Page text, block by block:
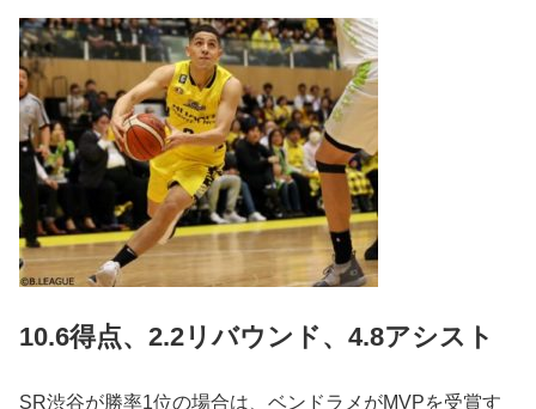
10.6得点、2.2リバウンド、4.8アシスト
SR渋谷が勝率1位の場合は、ベンドラメがMVPを受賞す